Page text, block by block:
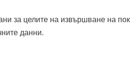
за целите на извършване на
данни.